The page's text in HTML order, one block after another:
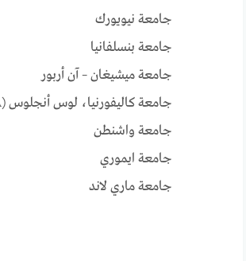
جامعة نيويورك
جامعة بنسلفانيا
جامعة ميشيغان – آن أربور
جامعة كاليفورنيا، لوس أنجلوس (UCLA)
جامعة واشنطن
جامعة ايموري
جامعة ماري لاند